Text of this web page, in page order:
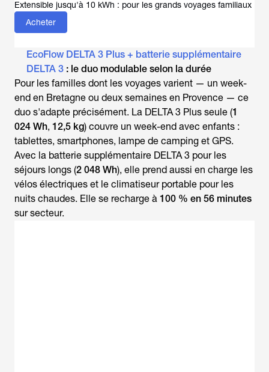
Extensible jusqu'à 10 kWh : pour les grands voyages familiaux
Acheter
EcoFlow DELTA 3 Plus + batterie supplémentaire
DELTA 3 : le duo modulable selon la durée
Pour les familles dont les voyages varient — un week-
end en Bretagne ou deux semaines en Provence — ce
duo s'adapte précisément. La DELTA 3 Plus seule (1
024 Wh, 12,5 kg) couvre un week-end avec enfants :
tablettes, smartphones, lampe de camping et GPS.
Avec la batterie supplémentaire DELTA 3 pour les
séjours longs (2 048 Wh), elle prend aussi en charge les
vélos électriques et le climatiseur portable pour les
nuits chaudes. Elle se recharge à 100 % en 56 minutes
sur secteur.